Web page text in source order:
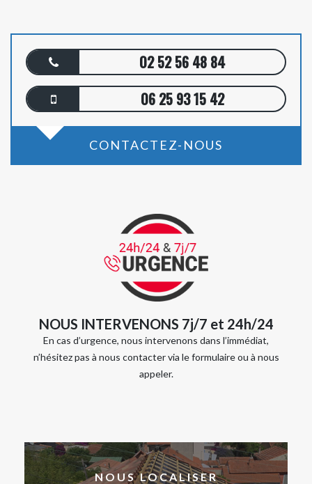
02 52 56 48 84
06 25 93 15 42
CONTACTEZ-NOUS
NOUS INTERVENONS 7j/7 et 24h/24
En cas d’urgence, nous intervenons dans l’immédiat,
n’hésitez pas à nous contacter via le formulaire ou à nous
appeler.
NOUS LOCALISER